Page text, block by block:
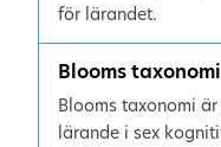
för lärandet.
Blooms taxonomi
Blooms taxonomi
lärande i sex